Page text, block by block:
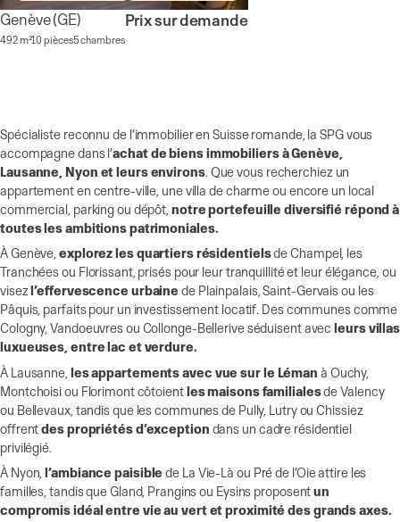
Genève(GE)
492 m²10 pièces5 chambres
Prix sur demande
Spécialiste reconnu de l’immobilier en Suisse romande, la SPG vous
accompagne dans l’achat de biens immobiliers à Genève,
Lausanne, Nyon et leurs environs. Que vous recherchiez un
appartement en centre-ville, une villa de charme ou encore un local
commercial, parking ou dépôt, notre portefeuille diversifié répond à
toutes les ambitions patrimoniales.
À Genève, explorez les quartiers résidentielsde Champel, les
Tranchées ou Florissant, prisés pour leur tranquillité et leur élégance, ou
visezl’effervescence urbainede Plainpalais, Saint-Gervais ou les
Pâquis, parfaits pour un investissement locatif. Des communes comme
Cologny, Vandoeuvres ou Collonge-Bellerive séduisent avecleurs villas
luxueuses, entre lac et verdure.
À Lausanne, les appartements avec vue sur le Léman à Ouchy,
Montchoisi ou Florimont côtoientles maisons familialesde Valency
ou Bellevaux, tandis que les communes de Pully, Lutry ou Chissiez
offrentdes propriétés d’exception dans un cadre résidentiel
privilégié.
À Nyon,l’ambiance paisible de La Vie-Là ou Pré de l’Oie attire les
familles, tandis que Gland, Prangins ou Eysins proposentun
compromis idéal entre vie au vert et proximité des grands axes.